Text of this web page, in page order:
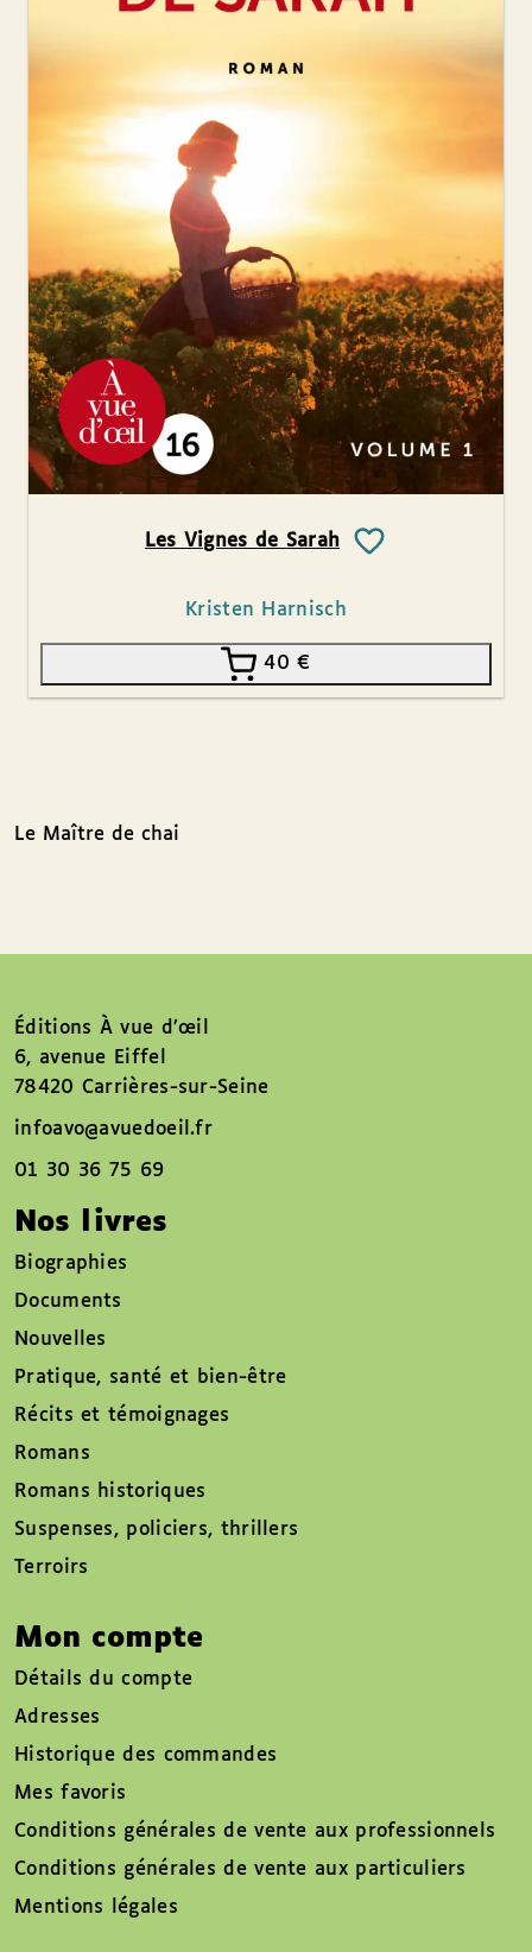
Les Vignes de Sarah
Kristen Harnisch
40€
Le Maître de chai
Éditions À vue d’œil
6, avenue Eiffel
78420 Carrières-sur-Seine
infoavo@avuedoeil.fr
01 30 36 75 69
Nos livres
Biographies
Documents
Nouvelles
Pratique, santé et bien-être
Récits et témoignages
Romans
Romans historiques
Suspenses, policiers, thrillers
Terroirs
Mon compte
Détails du compte
Adresses
Historique des commandes
Mes favoris
Conditions générales de vente aux professionnels
Conditions générales de vente aux particuliers
Mentions légales